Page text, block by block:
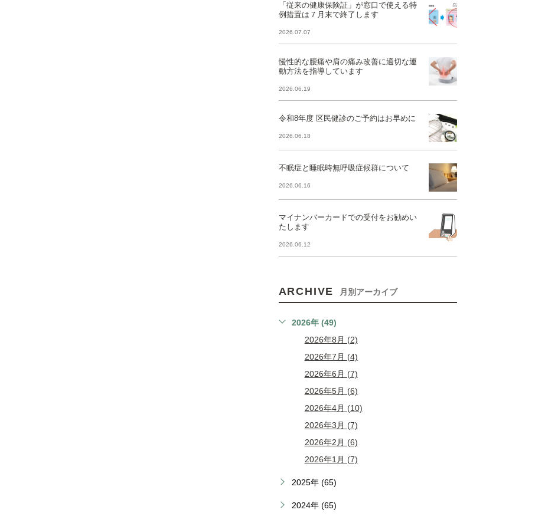
「従来の健康保険証」が窓口で使える特
例措置は７月末で終了します
2026.07.07
慢性的な腰痛や肩の痛み改善に適切な運
動方法を指導しています
2026.06.19
令和8年度 区民健診のご予約はお早めに
2026.06.18
不眠症と睡眠時無呼吸症候群について
2026.06.16
マイナンバーカードでの受付をお勧めい
たします
2026.06.12
ARCHIVE 月別アーカイブ
2026年 (49)
2026年8月 (2)
2026年7月 (4)
2026年6月 (7)
2026年5月 (6)
2026年4月 (10)
2026年3月 (7)
2026年2月 (6)
2026年1月 (7)
2025年 (65)
2024年 (65)